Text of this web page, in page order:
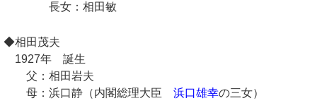
長女：相田敏
◆相田茂夫
1927年 誕生
父：相田岩夫
母：浜口静（内閣総理大臣 浜口雄幸の三女）